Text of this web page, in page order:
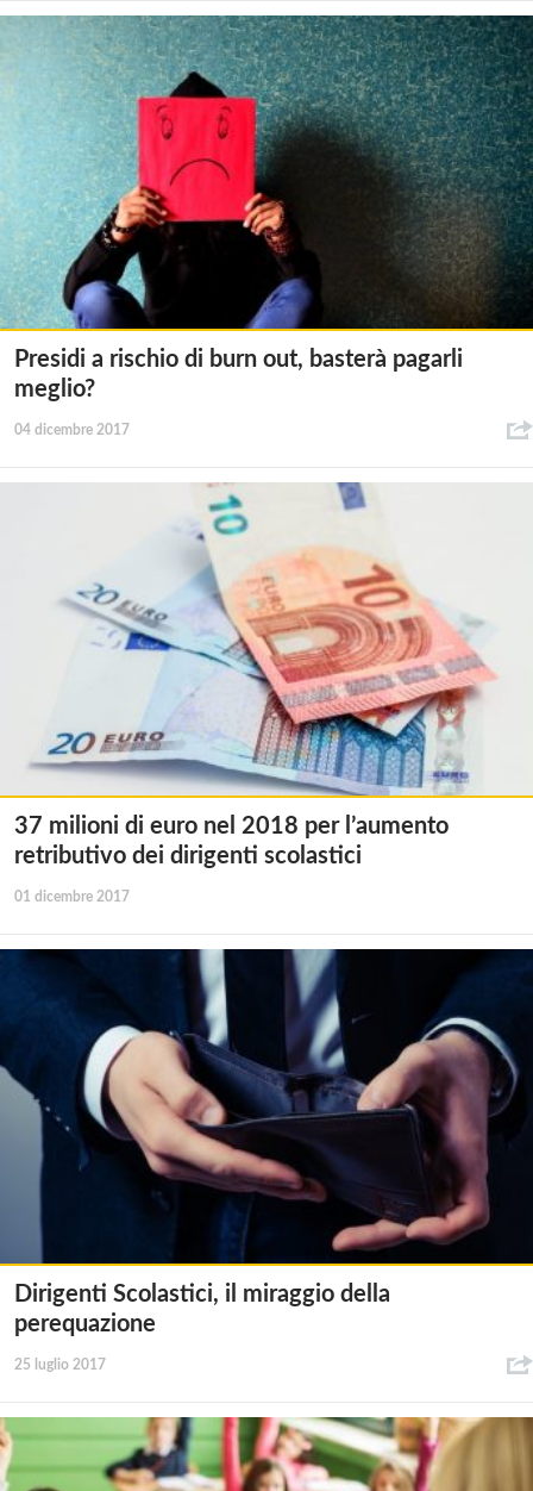
Presidi a rischio di burn out, basterà pagarli
meglio?
04 dicembre 2017
37 milioni di euro nel 2018 per l’aumento
retributivo dei dirigenti scolastici
01 dicembre 2017
Dirigenti Scolastici, il miraggio della
perequazione
25 luglio 2017